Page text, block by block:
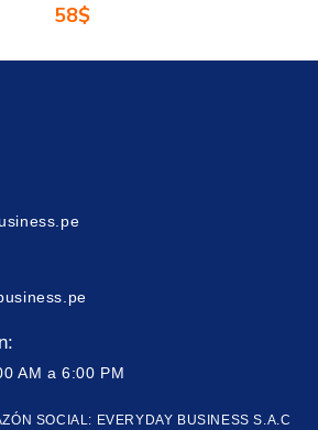
58$
AM a 6:00 PM
SOCIAL: EVERYDAY BUSINESS S.A.C